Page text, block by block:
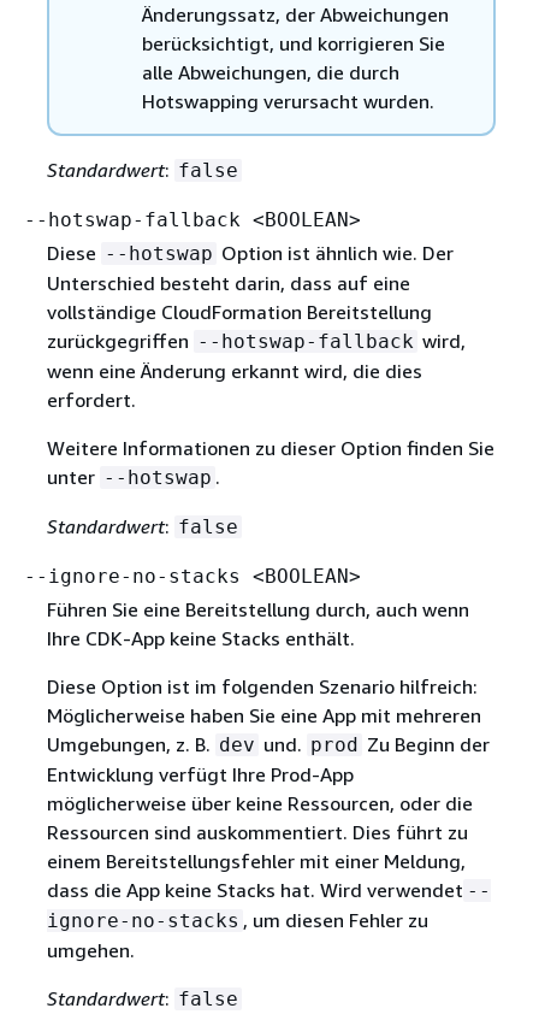
Änderungssatz, der Abweichungen
berücksichtigt, und korrigieren Sie
alle Abweichungen, die durch
Hotswapping verursacht wurden.
Standardwert: false
--hotswap-fallback <BOOLEAN>
Diese --hotswap Option ist ähnlich wie. Der
Unterschied besteht darin, dass auf eine
vollständige CloudFormation Bereitstellung
zurückgegriffen --hotswap-fallback wird,
wenn eine Änderung erkannt wird, die dies
erfordert.
Weitere Informationen zu dieser Option finden Sie
unter --hotswap .
Standardwert: false
--ignore-no-stacks <BOOLEAN>
Führen Sie eine Bereitstellung durch, auch wenn
Ihre CDK-App keine Stacks enthält.
Diese Option ist im folgenden Szenario hilfreich:
Möglicherweise haben Sie eine App mit mehreren
Umgebungen, z. B. dev und. prod Zu Beginn der
Entwicklung verfügt Ihre Prod-App
möglicherweise über keine Ressourcen, oder die
Ressourcen sind auskommentiert. Dies führt zu
einem Bereitstellungsfehler mit einer Meldung,
dass die App keine Stacks hat. Wird verwendet --
ignore-no-stacks , um diesen Fehler zu
umgehen.
Standardwert: false